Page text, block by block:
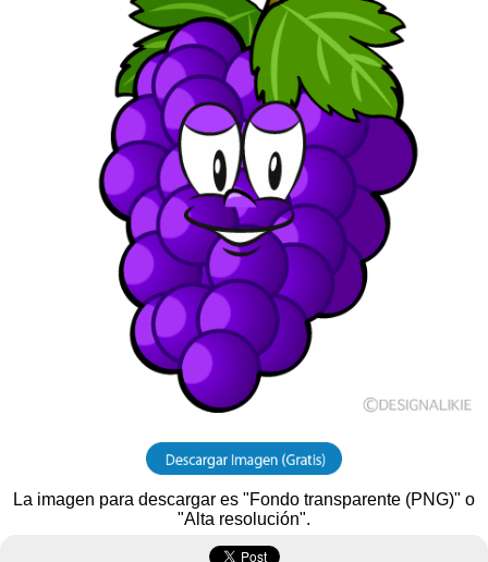
La imagen para descargar es "Fondo transparente (PNG)" o
"Alta resolución".